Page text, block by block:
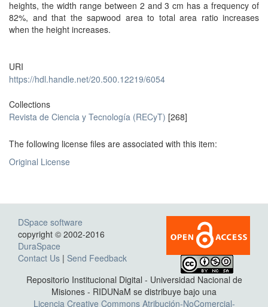
heights, the width range between 2 and 3 cm has a frequency of
82%, and that the sapwood area to total area ratio increases
when the height increases.
URI
https://hdl.handle.net/20.500.12219/6054
Collections
Revista de Ciencia y Tecnología (RECyT) [268]
The following license files are associated with this item:
Original License
DSpace software
copyright © 2002-2016
DuraSpace
Contact Us | Send Feedback
Repositorio Institucional Digital - Universidad Nacional de
Misiones - RIDUNaM se distribuye bajo una
Licencia Creative Commons Atribución-NoComercial-